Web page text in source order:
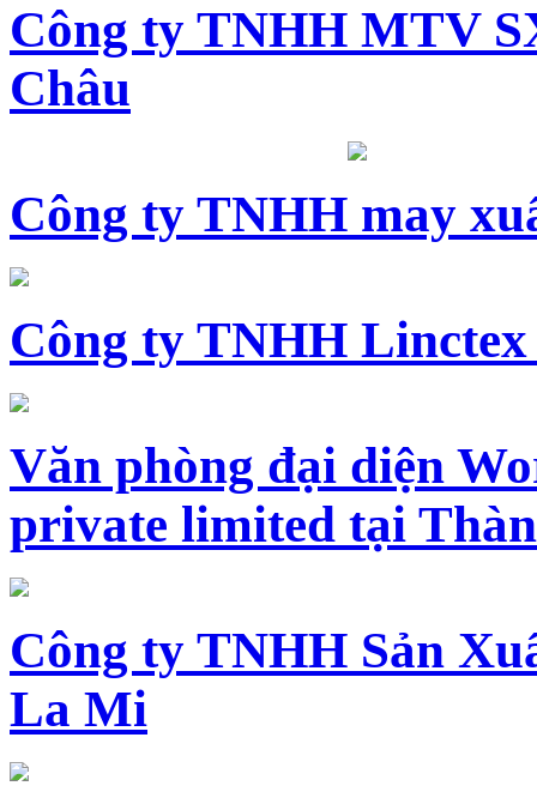
Công ty TNHH MTV
Châu
Công ty TNHH may
Công ty TNHH Linctex
Văn phòng đại diện
private limited tại
Công ty TNHH Sản
La Mi